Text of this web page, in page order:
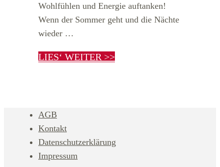
Wohlfühlen und Energie auftanken!
Wenn der Sommer geht und die Nächte
wieder …
LIES‘ WEITER >>
AGB
Kontakt
Datenschutzerklärung
Impressum